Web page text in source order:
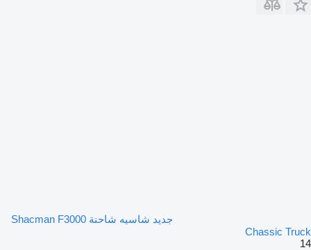
جديد شاسيه شاحنة Shacman F3000
Chassic Truck
14